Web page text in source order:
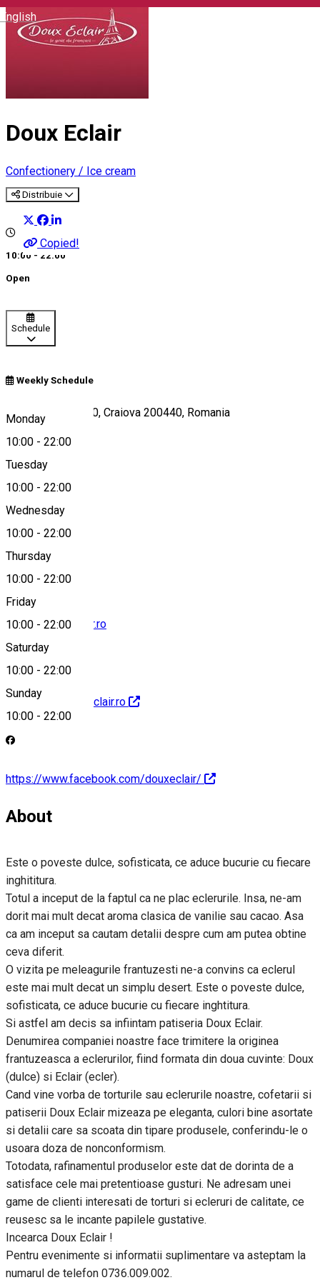
English
Doux Eclair
Confectionery / Ice cream
Distribuie
Copied!
10:00 - 22:00
Open
Schedule
Weekly Schedule
Monday
10:00 - 22:00
Tuesday
10:00 - 22:00
Wednesday
10:00 - 22:00
Thursday
10:00 - 22:00
Friday
10:00 - 22:00
Saturday
10:00 - 22:00
Sunday
10:00 - 22:00
Calea București 80, Craiova 200440, Romania
Map
office@douxeclair.ro
http://www.douxeclair.ro
https://www.facebook.com/douxeclair/
About
Este o poveste dulce, sofisticata, ce aduce bucurie cu fiecare
inghititura.
Totul a inceput de la faptul ca ne plac eclerurile. Insa, ne-am
dorit mai mult decat aroma clasica de vanilie sau cacao. Asa
ca am inceput sa cautam detalii despre cum am putea obtine
ceva diferit.
O vizita pe meleagurile frantuzesti ne-a convins ca eclerul
este mai mult decat un simplu desert. Este o poveste dulce,
sofisticata, ce aduce bucurie cu fiecare inghtitura.
Si astfel am decis sa infiintam patiseria Doux Eclair.
Denumirea companiei noastre face trimitere la originea
frantuzeasca a eclerurilor, fiind formata din doua cuvinte: Doux
(dulce) si Eclair (ecler).
Cand vine vorba de torturile sau eclerurile noastre, cofetarii si
patiserii Doux Eclair mizeaza pe eleganta, culori bine asortate
si detalii care sa scoata din tipare produsele, conferindu-le o
usoara doza de nonconformism.
Totodata, rafinamentul produselor este dat de dorinta de a
satisface cele mai pretentioase gusturi. Ne adresam unei
game de clienti interesati de torturi si ecleruri de calitate, ce
reusesc sa le incante papilele gustative.
Incearca Doux Eclair !
Pentru evenimente si informatii suplimentare va asteptam la
numarul de telefon 0736.009.002.